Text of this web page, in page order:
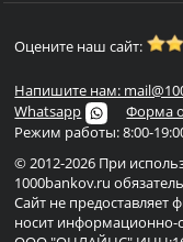
Оцените наш сайт:
Напишите нам:
Whatsapp
Форма
Режим работы: 8:00-
© 2012-2026 При
1000bankov.ru
Сайт не предоставляет
носит информационно-